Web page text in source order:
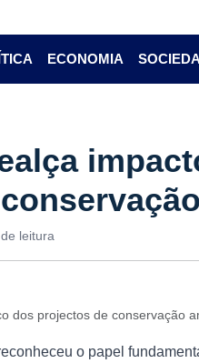
ECONOMIA
leitura
dos projectos de conservação
o papel